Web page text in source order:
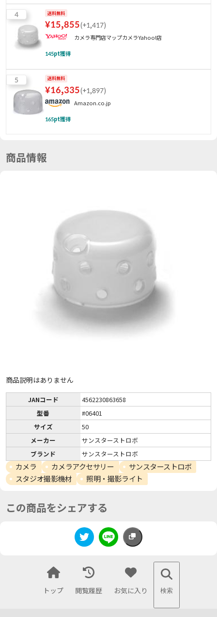
4 送料無料
¥15,855(+1,417)
カメラ専門店マップカメラYahoo!店
145pt獲得
5 送料無料
¥16,335(+1,897)
Amazon.co.jp
165pt獲得
商品情報
商品説明はありません
JANコード
4562230863658
型番
#06401
サイズ
50
メーカー
サンスターストロボ
ブランド
サンスターストロボ
カメラ カメラアクセサリー
サンスターストロボ
スタジオ撮影機材
照明・撮影ライト
この商品をシェアする
トップ 閲覧履歴 お気に入り 検索